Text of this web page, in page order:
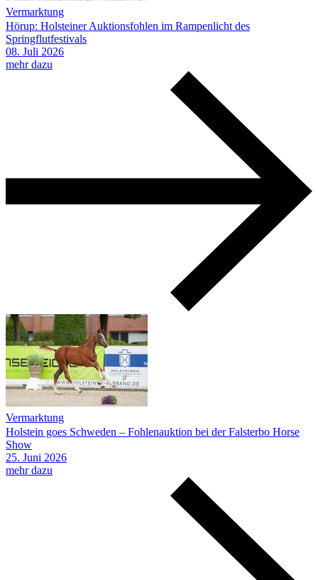
Vermarktung
Hörup: Holsteiner Auktionsfohlen im Rampenlicht des
Springflutfestivals
08. Juli 2026
mehr dazu
Vermarktung
Holstein goes Schweden – Fohlenauktion bei der Falsterbo Horse
Show
25. Juni 2026
mehr dazu